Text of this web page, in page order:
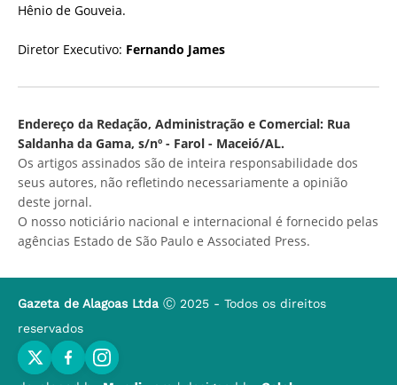
Hênio de Gouveia.
Diretor Executivo: Fernando James
Endereço da Redação, Administração e Comercial: Rua
Saldanha da Gama, s/nº - Farol - Maceió/AL.
Os artigos assinados são de inteira responsabilidade dos
seus autores, não refletindo necessariamente a opinião
deste jornal.
O nosso noticiário nacional e internacional é fornecido pelas
agências Estado de São Paulo e Associated Press.
Gazeta de Alagoas Ltda Ⓒ 2025 - Todos os direitos
reservados